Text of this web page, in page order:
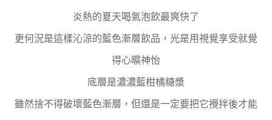
炎熱的夏天喝氣泡飲最爽快了
更何況是這樣沁涼的藍色漸層飲品，光是用視覺享受就覺
得心曠神怡
底層是濃濃藍柑橘糖漿
雖然捨不得破壞藍色漸層，但還是一定要把它攪拌後才能